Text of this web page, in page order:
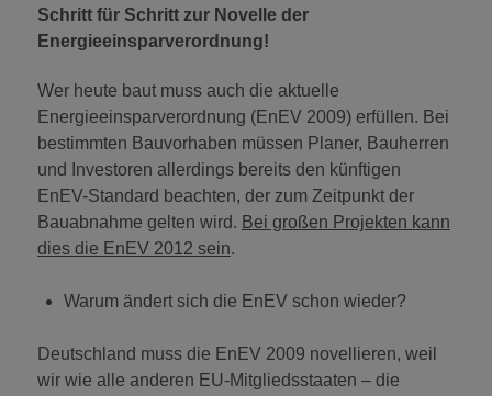
Schritt für Schritt zur Novelle der
Energieeinsparverordnung!
Wer heute baut muss auch die aktuelle
Energieeinsparverordnung (EnEV 2009) erfüllen. Bei
bestimmten Bauvorhaben müssen Planer, Bauherren
und Investoren allerdings bereits den künftigen
EnEV-Standard beachten, der zum Zeitpunkt der
Bauabnahme gelten wird. Bei großen Projekten kann
dies die EnEV 2012 sein.
Warum ändert sich die EnEV schon wieder?
Deutschland muss die EnEV 2009 novellieren, weil
wir wie alle anderen EU-Mitgliedsstaaten – die